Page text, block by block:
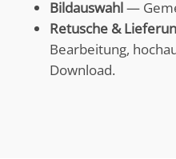
Bildauswahl—
Retusche &
Bearbeitung,
Download.